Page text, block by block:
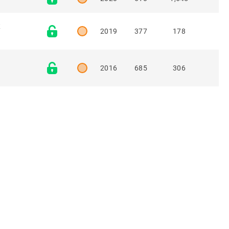
2019 377 178
2016 685 306